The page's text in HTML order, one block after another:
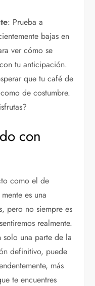
: Prueba a
bajas en
ver cómo se
tu anticipación.
que tu café de
de costumbre.
con
como el de
es una
pero no siempre es
realmente.
solo una parte de la
definitivo, puede
más
te encuentres